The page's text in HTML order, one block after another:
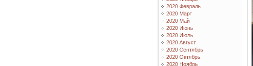
2020 Февраль
2020 Март
2020 Май
2020 Июнь
2020 Июль
2020 Август
2020 Сентябрь
2020 Октябрь
2020 Ноябрь